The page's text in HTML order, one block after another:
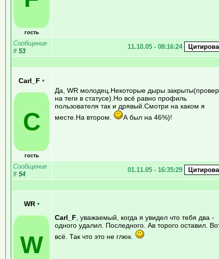
гость
Сообщение
# 53
11.10.05 - 08:16:24
Carl_F •
C
гость
Да, WR молодец.Некоторые дыры
на теги в статусе).Но всё равно профиль
пользователя так и дрявый.Смотри на каком я
месте.На втором.
А был на 46%)!
Сообщение
# 54
01.11.05 - 16:35:29
WR •
W
Carl_F , уважаемый, когда я увидел что тебя два -
одного удалил. Последного. Ав торого оставил.
всё. Так что это не глюк.